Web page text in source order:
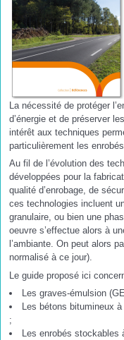
La nécessité de protéger
d’énergie et de préserver
intérêt aux techniques
particulièrement les
Au fil de l’évolution des
développées pour la
qualité d’enrobage, de
ces technologies incluent
granulaire, ou bien une
oeuvre s’effectue alors à
l’ambiante. On peut alors
normalisé à ce jour).
Le guide proposé ici
Les graves-émulsion
Les bétons bitumineux
;
Les enrobés stockables